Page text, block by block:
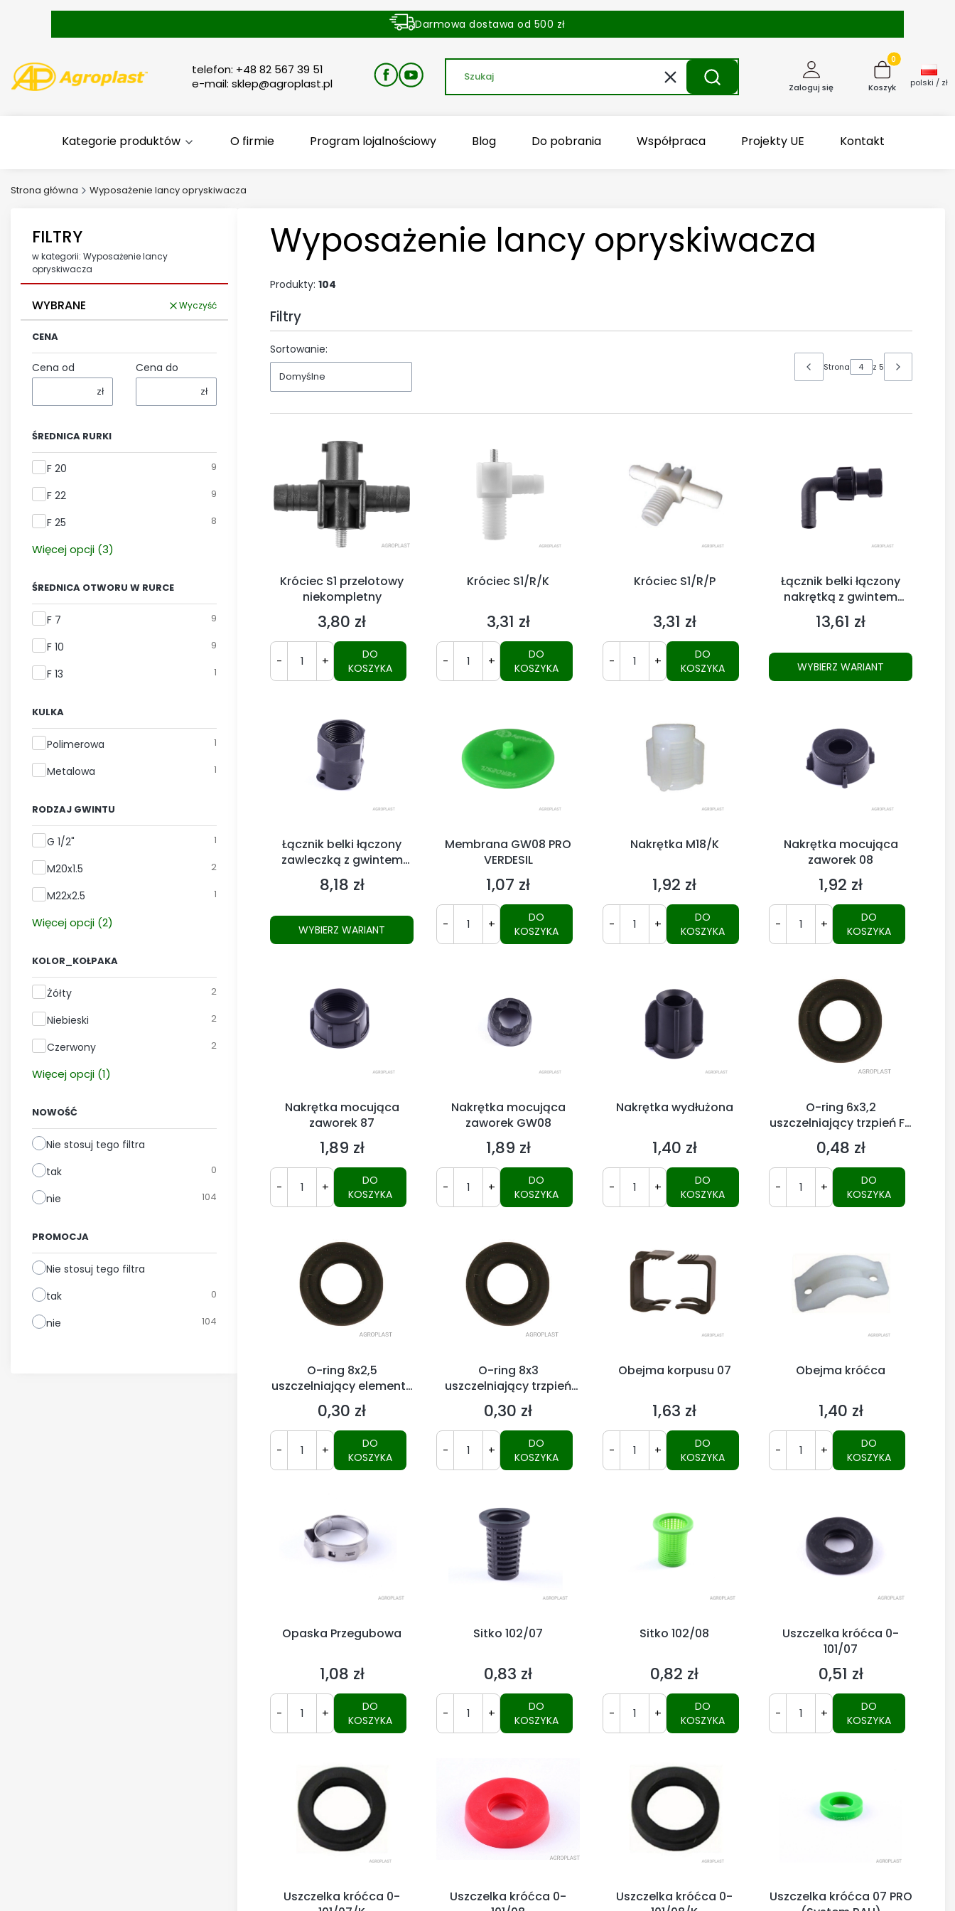
Darmowa dostawa od 500 zł
telefon: +48 82 567 39 51
e-mail: sklep@agroplast.pl
WyczyśćSzukaj Zaloguj się
Produkty w
Koszyk polski / zł
Kategorie produktów O firmie Program lojalnościowy Blog Do pobrania Współpraca Projekty UE Kontakt
Strona główna Wyposażenie lancy opryskiwacza
FILTRY
w kategorii: Wyposażenie lancy
opryskiwacza
WYBRANE Wyczyść
CENA
Cena od
zł
Cena do
zł
ŚREDNICA RURKI
Średnica rurki
F 20 9
F 22 9
F 25 8
Więcej opcji (3)
ŚREDNICA OTWORU W RURCE
Średnica otworu w rurce
F 7 9
F 10 9
F 13 1
KULKA
Kulka
Polimerowa 1
Metalowa 1
RODZAJ GWINTU
Rodzaj gwintu
G 1/2" 1
M20x1.5 2
M22x2.5 1
Więcej opcji (2)
KOLOR_KOŁPAKA
Kolor_kołpaka
Żółty 2
Niebieski 2
Czerwony 2
Więcej opcji (1)
NOWOŚĆ
Nie stosuj tego filtra
tak
0
nie 104
PROMOCJA
Nie stosuj tego filtra
tak
0
nie 104
Wyposażenie lancy opryskiwacza
Produkty: 104
Filtry
Koniec filtrów
Sortowanie:
Domyślne
Strona z 5
Króciec S1 przelotowy
niekompletny
Cena
3,80 zł
- +
DO
KOSZYKA
Króciec S1/R/K
Cena
3,31 zł
- +
DO
KOSZYKA
Króciec S1/R/P
Cena
3,31 zł
- +
DO
KOSZYKA
Łącznik belki łączony
nakrętką z gwintem
G1/2'' lub M20x1,5
Cena
13,61 zł
WYBIERZ WARIANT
Łącznik belki łączony
zawleczką z gwintem
M20x1,5 lub M22x2,5
Cena
8,18 zł
WYBIERZ WARIANT
Membrana GW08 PRO
VERDESIL
Cena
1,07 zł
- +
DO
KOSZYKA
Nakrętka M18/K
Cena
1,92 zł
- +
DO
KOSZYKA
Nakrętka mocująca
zaworek 08
Cena
1,92 zł
- +
DO
KOSZYKA
Nakrętka mocująca
zaworek 87
Cena
1,89 zł
- +
DO
KOSZYKA
Nakrętka mocująca
zaworek GW08
Cena
1,89 zł
- +
DO
KOSZYKA
Nakrętka wydłużona
Cena
1,40 zł
- +
DO
KOSZYKA
O-ring 6x3,2
uszczelniający trzpień F7
głowicy
Cena
0,48 zł
- +
DO
KOSZYKA
O-ring 8x2,5
uszczelniający elementy
obrotowe głowicy
Cena
0,30 zł
- +
DO
KOSZYKA
O-ring 8x3
uszczelniający trzpień
F10 głowicy
Cena
0,30 zł
- +
DO
KOSZYKA
Obejma korpusu 07
Cena
1,63 zł
- +
DO
KOSZYKA
Obejma króćca
Cena
1,40 zł
- +
DO
KOSZYKA
Opaska Przegubowa
Cena
1,08 zł
- +
DO
KOSZYKA
Sitko 102/07
Cena
0,83 zł
- +
DO
KOSZYKA
Sitko 102/08
Cena
0,82 zł
- +
DO
KOSZYKA
Uszczelka króćca 0-
101/07
Cena
0,51 zł
- +
DO
KOSZYKA
Uszczelka króćca 0-
Uszczelka króćca 0-
Uszczelka króćca 0-
Uszczelka króćca 07 PRO